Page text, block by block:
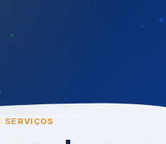
SERVIÇOS